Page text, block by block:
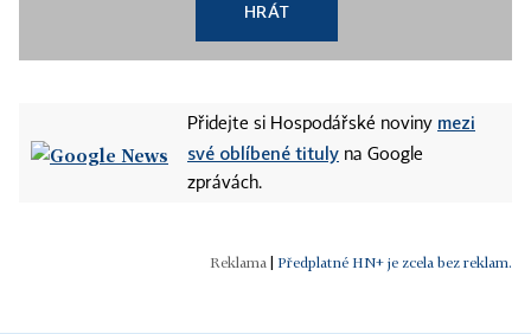
HRÁT
Přidejte si Hospodářské noviny mezi
své oblíbené tituly na Google
zprávách.
Předplatné HN+ je zcela bez reklam.